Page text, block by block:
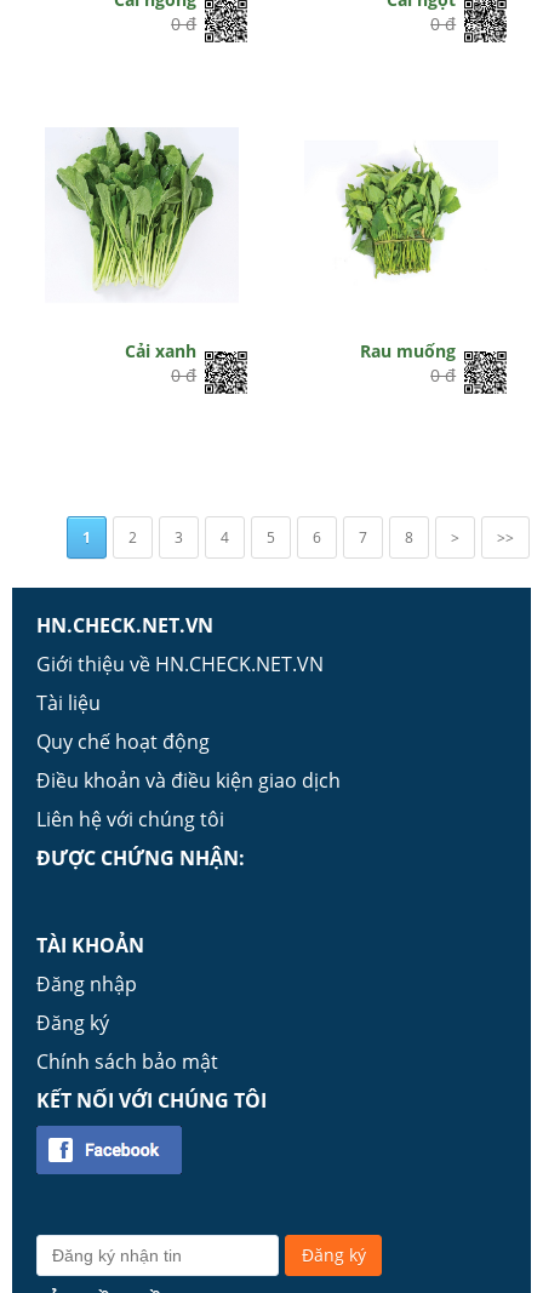
0 đ
0 đ
Cải xanh
0 đ
Rau muống
0 đ
1 2 3 4 5 6 7 8 > >>
HN.CHECK.NET.VN
Giới thiệu về HN.CHECK.NET.VN
Tài liệu
Quy chế hoạt động
Điều khoản và điều kiện giao dịch
Liên hệ với chúng tôi
ĐƯỢC CHỨNG NHẬN:
TÀI KHOẢN
Đăng nhập
Đăng ký
Chính sách bảo mật
KẾT NỐI VỚI CHÚNG TÔI